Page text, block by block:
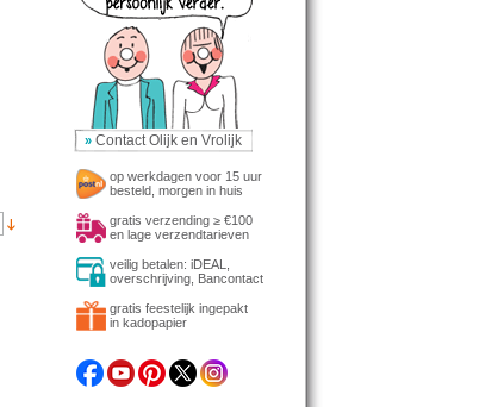
» Contact Olijk en Vrolijk
op werkdagen voor 15 uur
besteld, morgen in huis
gratis verzending ≥ €100
en lage verzendtarieven
veilig betalen: iDEAL,
overschrijving, Bancontact
gratis feestelijk ingepakt
in kadopapier